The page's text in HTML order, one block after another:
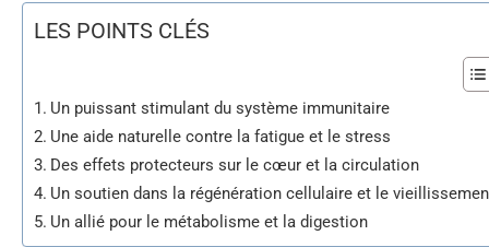
LES POINTS CLÉS
Un puissant stimulant du système immunitaire
Une aide naturelle contre la fatigue et le stress
Des effets protecteurs sur le cœur et la circulation
Un soutien dans la régénération cellulaire et le
Un allié pour le métabolisme et la digestion